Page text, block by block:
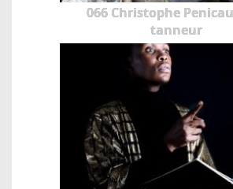
066 Christophe
tanneur